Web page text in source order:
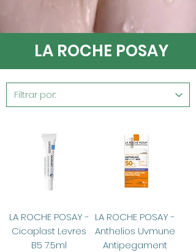
LA ROCHE POSAY
LA ROCHE POSAY -
Cicaplast Levres
B5 7.5ml
LA ROCHE POSAY -
Anthelios Uvmune
Antipegament